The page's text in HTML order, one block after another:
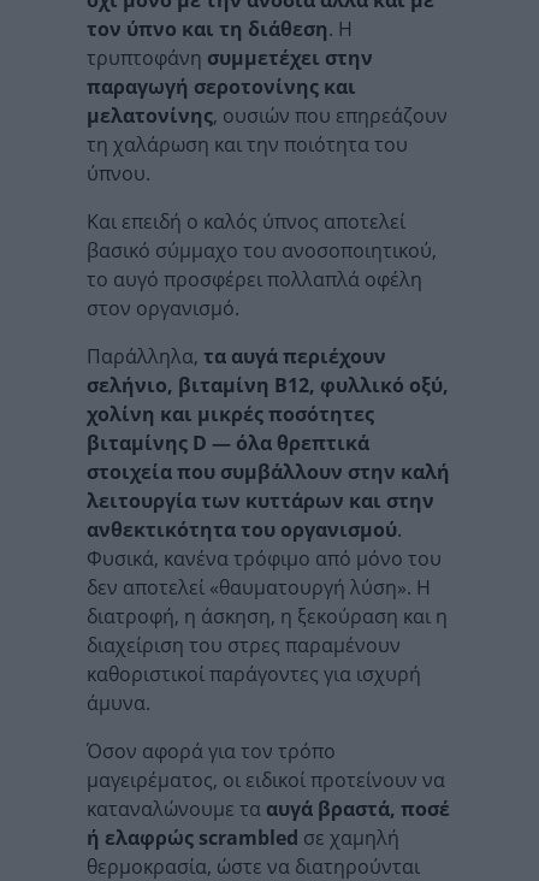
τον ύπνο και τη διάθεση. Η
τρυπτοφάνη συμμετέχει στην
παραγωγή σεροτονίνης και
μελατονίνης, ουσιών που επηρεάζουν
τη χαλάρωση και την ποιότητα του
ύπνου.
Και επειδή ο καλός ύπνος αποτελεί
βασικό σύμμαχο του ανοσοποιητικού,
το αυγό προσφέρει πολλαπλά οφέλη
στον οργανισμό.
Παράλληλα, τα αυγά περιέχουν
σελήνιο, βιταμίνη Β12, φυλλικό οξύ,
χολίνη και μικρές ποσότητες
βιταμίνης D — όλα θρεπτικά
στοιχεία που συμβάλλουν στην καλή
λειτουργία των κυττάρων και στην
ανθεκτικότητα του οργανισμού.
Φυσικά, κανένα τρόφιμο από μόνο του
δεν αποτελεί «θαυματουργή λύση». Η
διατροφή, η άσκηση, η ξεκούραση και η
διαχείριση του στρες παραμένουν
καθοριστικοί παράγοντες για ισχυρή
άμυνα.
Όσον αφορά για τον τρόπο
μαγειρέματος, οι ειδικοί προτείνουν να
καταναλώνουμε τα αυγά βραστά, ποσέ
ή ελαφρώς scrambled σε χαμηλή
θερμοκρασία, ώστε να διατηρούνται